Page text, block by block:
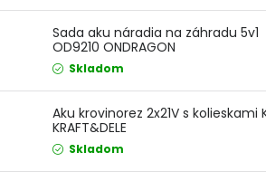
Ochranné pracovné pomôcky
Vianoce
Fotovoltaika
Značky
Sada aku náradia na záhradu 5v1
OD9210 ONDRAGON
Skladom
Aku krovinorez 2x21V s kolieskami
KRAFT&DELE
Skladom